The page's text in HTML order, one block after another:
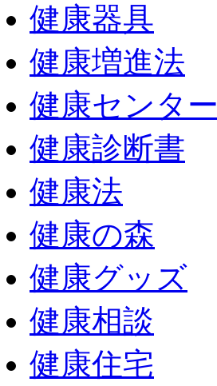
健康器具
健康増進法
健康センター
健康診断書
健康法
健康の森
健康グッズ
健康相談
健康住宅